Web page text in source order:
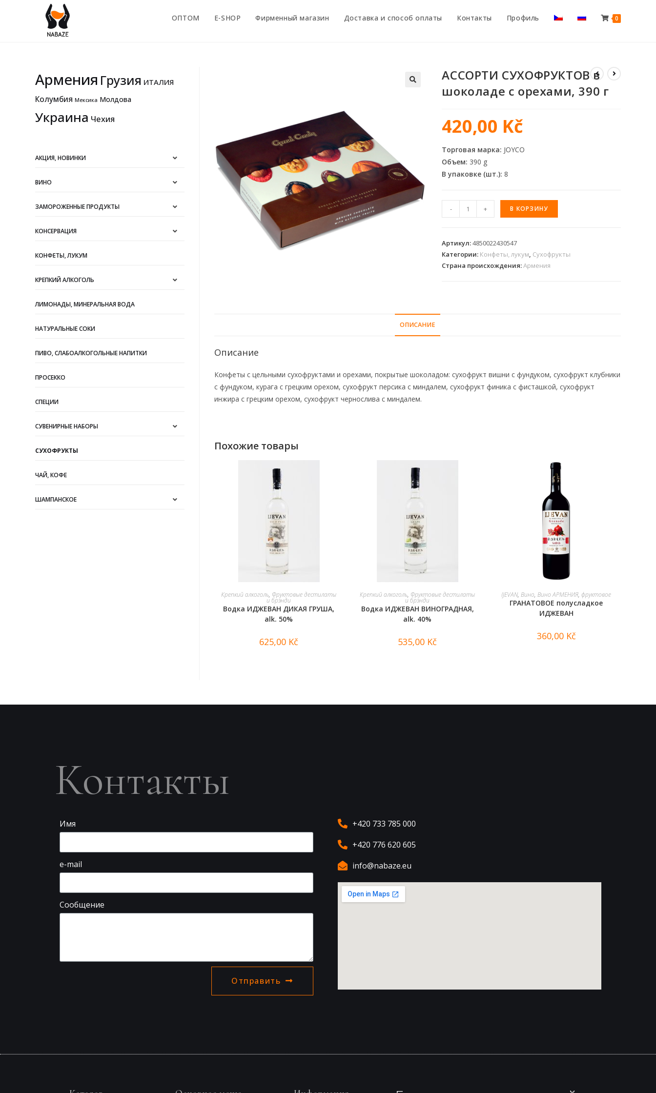
ОПТОМ E-SHOP Фирменный магазин Доставка и способ оплаты Контакты Профиль 0
АССОРТИ СУХОФРУКТОВ в
шоколаде с орехами, 390 г
420,00 Kč
Торговая марка: JOYCO
Объем: 390 g
В упаковке (шт.): 8
- + В КОРЗИНУ
Артикул:4850022430547
Категории: Конфеты, лукум, Сухофрукты
Страна происхождения:Армения
ОПИСАНИЕ
Описание
Конфеты с цельными сухофруктами и орехами, покрытые шоколадом: сухофрукт вишни с фундуком, сухофрукт клубники
с фундуком, курага с грецким орехом, сухофрукт персика с миндалем, сухофрукт финика с фисташкой, сухофрукт
инжира с грецким орехом, сухофрукт чернослива с миндалем.
Похожие товары
В КОРЗИНУ
Крепкий алкоголь, Фруктовые дестилаты
и брэнди
Водка ИДЖЕВАН ДИКАЯ ГРУША,
alk. 50%
625,00 Kč
В КОРЗИНУ
Крепкий алкоголь, Фруктовые дестилаты
и брэнди
Водка ИДЖЕВАН ВИНОГРАДНАЯ,
alk. 40%
535,00 Kč
В КОРЗИНУ
IJEVAN,Вино,Вино АРМЕНИЯ,фруктовое
ГРАНАТОВОЕ полусладкое
ИДЖЕВАН
360,00 Kč
Армения Грузия ИТАЛИЯ
Колумбия Мексика Молдова
Украина Чехия
АКЦИЯ, НОВИНКИ
ВИНО
ЗАМОРОЖЕННЫЕ ПРОДУКТЫ
КОНСЕРВАЦИЯ
КОНФЕТЫ, ЛУКУМ
КРЕПКИЙ АЛКОГОЛЬ
ЛИМОНАДЫ, МИНЕРАЛЬНАЯ ВОДА
НАТУРАЛЬНЫЕ СОКИ
ПИВО, СЛАБОАЛКОГОЛЬНЫЕ НАПИТКИ
ПРОСЕККО
СПЕЦИИ
СУВЕНИРНЫЕ НАБОРЫ
СУХОФРУКТЫ
ЧАЙ, КОФЕ
ШАМПАНСКОЕ
Контакты
Имя
e-mail
Сообщение
Отправить
+420 733 785 000
+420 776 620 605
info@nabaze.eu